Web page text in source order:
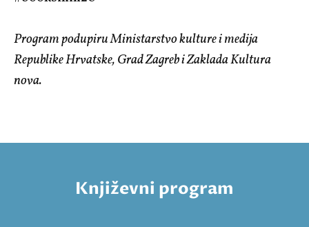
Program podupiru Ministarstvo kulture i medija
Republike Hrvatske, Grad Zagreb i Zaklada Kultura
nova.
Književni program